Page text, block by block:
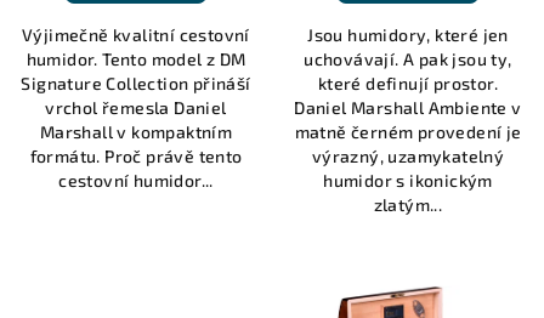
Výjimečně kvalitní cestovní
humidor. Tento model z DM
Signature Collection přináší
vrchol řemesla Daniel
Marshall v kompaktním
formátu. Proč právě tento
cestovní humidor...
Jsou humidory, které jen
uchovávají. A pak jsou ty,
které definují prostor.
Daniel Marshall Ambiente v
matně černém provedení je
výrazný, uzamykatelný
humidor s ikonickým
zlatým...